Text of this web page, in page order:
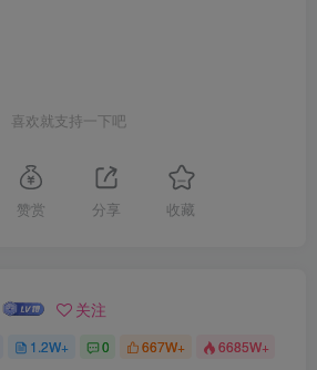
喜欢就支持一下吧
赞赏 分享 收藏
关注
1.2W+ 0 667W+ 6685W+